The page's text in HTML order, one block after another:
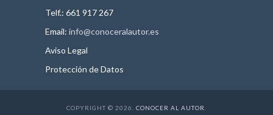
Telf.: 661 917 267
Email: info@conoceralautor.es
Aviso Legal
Protección de Datos
COPYRIGHT © 2026. CONOCER AL AUTOR